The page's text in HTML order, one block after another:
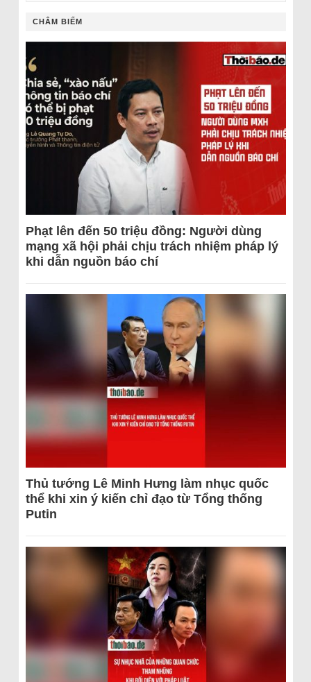
CHÂM BIẾM
Phạt lên đến 50 triệu đồng: Người dùng
mạng xã hội phải chịu trách nhiệm pháp lý
khi dẫn nguồn báo chí
Thủ tướng Lê Minh Hưng làm nhục quốc
thể khi xin ý kiến chỉ đạo từ Tổng thống
Putin